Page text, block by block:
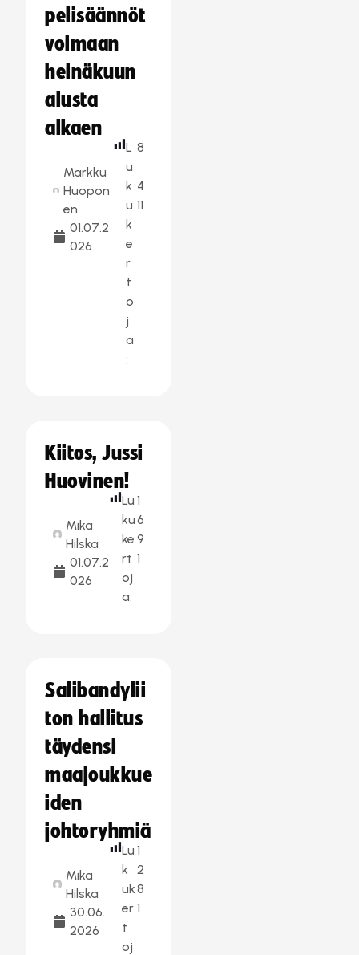
pelisäännöt
voimaan
heinäkuun
alusta
alkaen
Markku
Huopon
en
01.07.2
026
L
u
k
u
k
e
r
t
o
j
a
:
8
4
11
Kiitos, Jussi
Huovinen!
Mika
Hilska
01.07.2
026
Lu
ku
ke
rt
oj
a:
1
6
9
1
Salibandylii
ton hallitus
täydensi
maajoukkue
iden
johtoryhmiä
Mika
Hilska
30.06.
2026
Lu
k
uk
er
t
oj
1
2
8
1